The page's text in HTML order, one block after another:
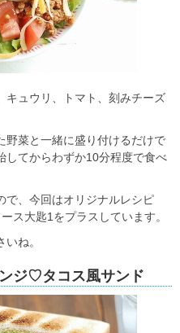
ュウリ、トマト、刻みチーズ
野菜と一緒に盛り付けるだけで
してからわずか10分程度で食べ
で、今回はオリジナルレシピ
ス大匙1をプラスしています。
ね。
ジ♡タコス風サンド